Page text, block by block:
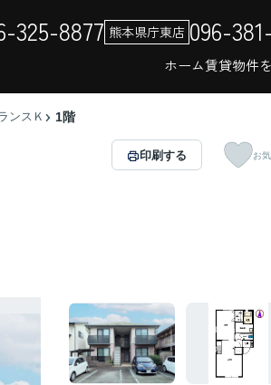
325-8877 熊本県庁東店 096-
ホーム賃貸物件
ンスＫ 1階
印刷する お